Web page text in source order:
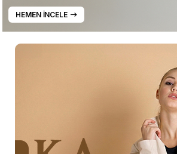
HEMEN İNCELE